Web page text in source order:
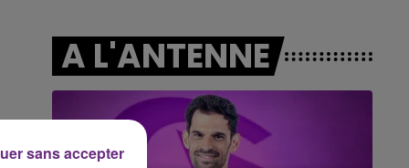
A L'ANTENNE
sans accepter